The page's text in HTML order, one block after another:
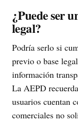
¿Puede ser
legal?
Podría serlo si
previo o base
información
La AEPD
usuarios cuentan
comerciales no